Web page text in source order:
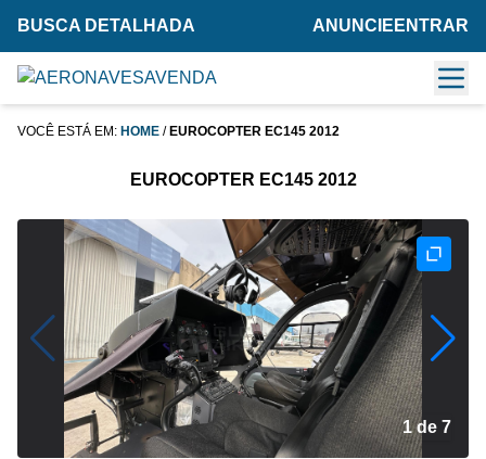
BUSCA DETALHADA ANUNCIE ENTRAR
VOCÊ ESTÁ EM: HOME / EUROCOPTER EC145 2012
EUROCOPTER EC145 2012
2 de 7